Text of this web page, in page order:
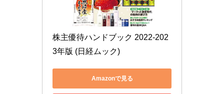
株主優待ハンドブック 2022-202
3年版 (日経ムック)
Amazonで見る